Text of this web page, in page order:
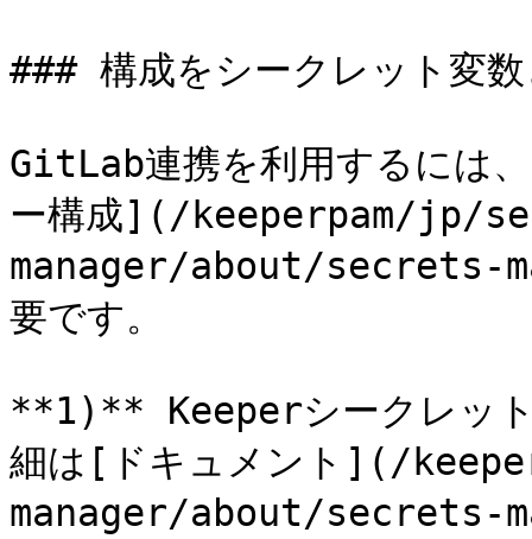
### 構成をシークレット変
GitLab連携を利用するには
ー構成](/keeperpam/jp/
manager/about/secrets-
要です。
**1)** Keeperシークレット
細は[ドキュメント](/
manager/about/secrets-